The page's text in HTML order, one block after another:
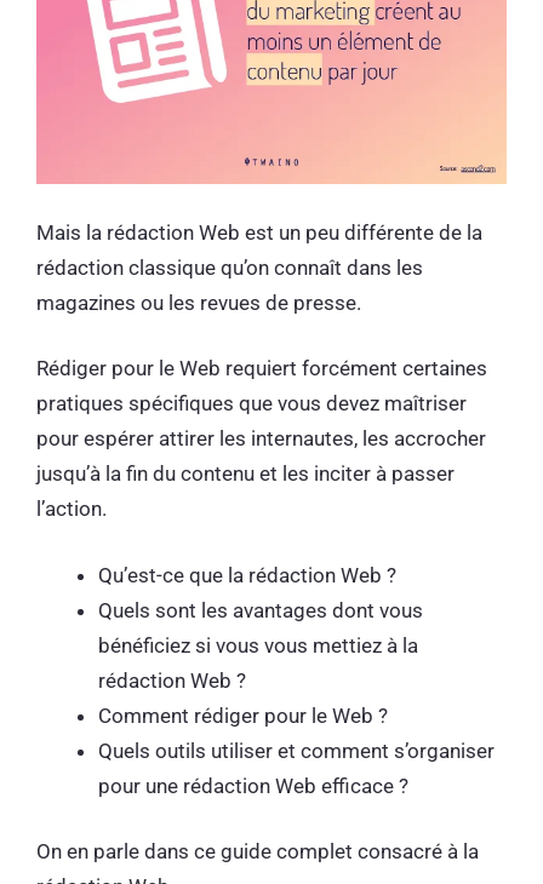
Mais la rédaction Web est un peu différente de la
rédaction classique qu’on connaît dans les
magazines ou les revues de presse.
Rédiger pour le Web requiert forcément certaines
pratiques spécifiques que vous devez maîtriser
pour espérer attirer les internautes, les accrocher
jusqu’à la fin du contenu et les inciter à passer
l’action.
Qu’est-ce que la rédaction Web ?
Quels sont les avantages dont vous
bénéficiez si vous vous mettiez à la
rédaction Web ?
Comment rédiger pour le Web ?
Quels outils utiliser et comment s’organiser
pour une rédaction Web efficace ?
On en parle dans ce guide complet consacré à la